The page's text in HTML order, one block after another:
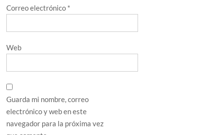
Correo electrónico *
Web
Guarda mi nombre, correo
electrónico y web en este
navegador para la próxima vez